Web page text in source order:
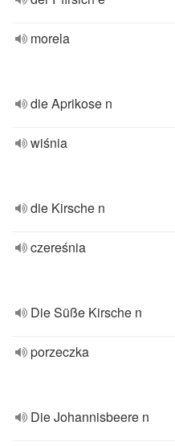
morela
die Aprikose n
wiśnia
die Kirsche n
czereśnia
Die Süße Kirsche n
porzeczka
Die Johannisbeere n